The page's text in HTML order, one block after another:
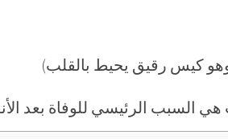
(وهو كيس رقيق يحيط بالقلب)
السبب الرئيسي للوفاة بعد